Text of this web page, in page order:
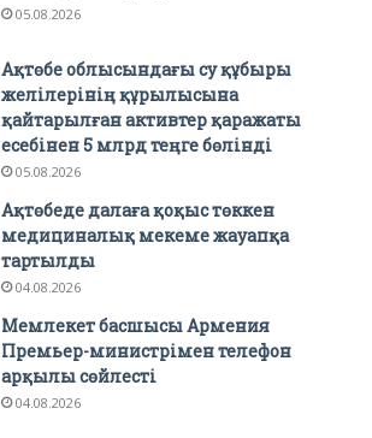
05.08.2026
Ақтөбе облысындағы су құбыры
желілерінің құрылысына
қайтарылған активтер қаражаты
есебінен 5 млрд теңге бөлінді
05.08.2026
Ақтөбеде далаға қоқыс төккен
медициналық мекеме жауапқа
тартылды
04.08.2026
Мемлекет басшысы Армения
Премьер-министрімен телефон
арқылы сөйлесті
04.08.2026